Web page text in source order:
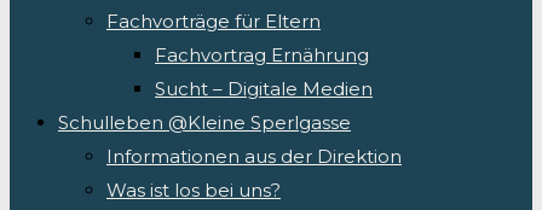
Fachvorträge für Eltern
Fachvortrag Ernährung
Sucht – Digitale Medien
Schulleben @Kleine Sperlgasse
Informationen aus der Direktion
Was ist los bei uns?